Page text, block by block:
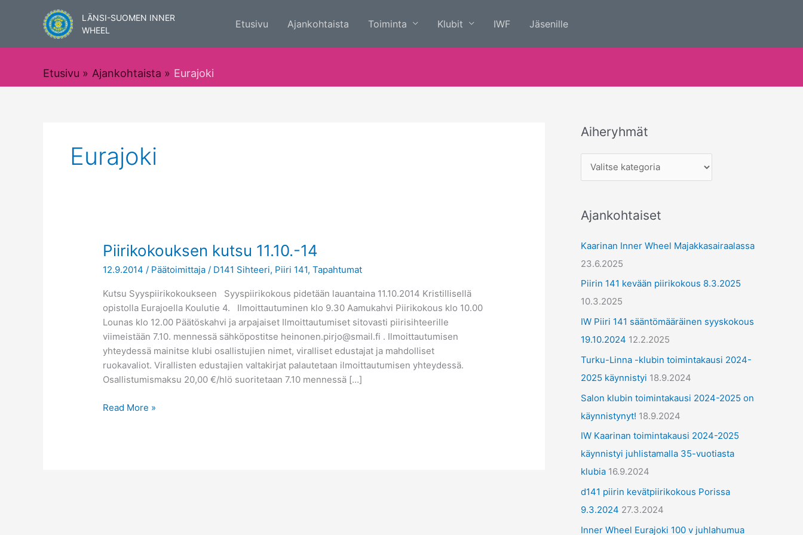
LÄNSI-SUOMEN INNER
WHEEL
Etusivu Ajankohtaista Toiminta Klubit IWF Jäsenille
Etusivu Ajankohtaista Eurajoki
Eurajoki
Piirikokouksen kutsu 11.10.-14
12.9.2014/ Päätoimittaja/ D141 Sihteeri, Piiri 141,Tapahtumat
Kutsu Syyspiirikokoukseen Syyspiirikokous pidetään lauantaina 11.10.2014 Kristillisellä
opistolla Eurajoella Koulutie 4. Ilmoittautuminen klo 9.30 Aamukahvi Piirikokous klo 10.00
Lounas klo 12.00 Päätöskahvi ja arpajaiset Ilmoittautumiset sitovasti piirisihteerille
viimeistään 7.10. mennessä sähköpostitse heinonen.pirjo@smail.fi . Ilmoittautumisen
yhteydessä mainitse klubi osallistujien nimet, viralliset edustajat ja mahdolliset
ruokavaliot. Virallisten edustajien valtakirjat palautetaan ilmoittautumisen yhteydessä.
Osallistumismaksu 20,00 €/hlö suoritetaan 7.10 mennessä […]
Piirikokouksen
11.10.-14
Read More »
Aiheryhmät
A
e
y
Ajankohtaiset
Kaarinan Inner Wheel Majakkasairaalassa
23.6.2025
Piirin 141 kevään piirikokous 8.3.2025
10.3.2025
IW Piiri 141 sääntömääräinen syyskokous
19.10.2024 12.2.2025
Turku-Linna -klubin toimintakausi 2024-
2025 käynnistyi 18.9.2024
Salon klubin toimintakausi 2024-2025 on
käynnistynyt! 18.9.2024
IW Kaarinan toimintakausi 2024-2025
käynnistyi juhlistamalla 35-vuotiasta
klubia 16.9.2024
d141 piirin kevätpiirikokous Porissa
9.3.2024 27.3.2024
Inner Wheel Eurajoki 100 v juhlahumua